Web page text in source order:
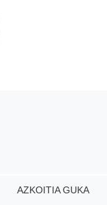
AZKOITIA GUKA